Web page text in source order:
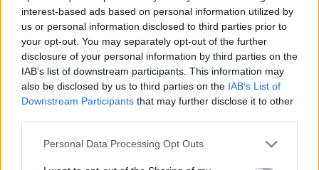
interest-based ads based on personal information utilized by
us or personal information disclosed to third parties prior to
your opt-out. You may separately opt-out of the further
disclosure of your personal information by third parties on the
IAB’s list of downstream participants. This information may
also be disclosed by us to third parties on the IAB’s List of
Downstream Participants that may further disclose it to other
Personal Data Processing Opt Outs